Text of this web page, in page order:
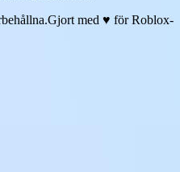
Gjort med ♥ för Roblox-